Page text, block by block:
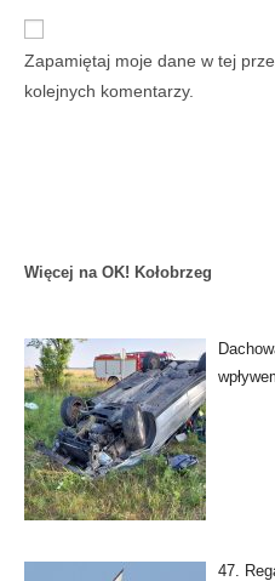
Zapamiętaj moje dane w tej
kolejnych komentarzy.
Więcej na OK! Kołobrzeg
47.